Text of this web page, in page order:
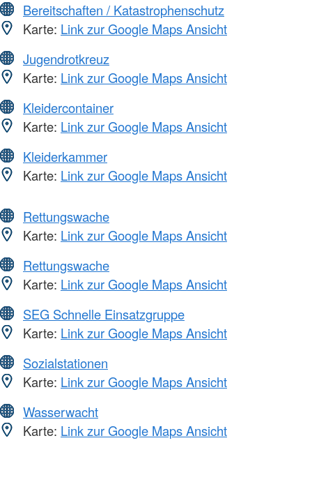
Bereitschaften / Katastrophenschutz
Karte: Link zur Google Maps Ansicht
Jugendrotkreuz
Karte: Link zur Google Maps Ansicht
Kleidercontainer
Karte: Link zur Google Maps Ansicht
Kleiderkammer
Karte: Link zur Google Maps Ansicht
Rettungswache
Karte: Link zur Google Maps Ansicht
Rettungswache
Karte: Link zur Google Maps Ansicht
SEG Schnelle Einsatzgruppe
Karte: Link zur Google Maps Ansicht
Sozialstationen
Karte: Link zur Google Maps Ansicht
Wasserwacht
Karte: Link zur Google Maps Ansicht